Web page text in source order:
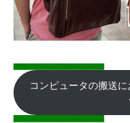
コンピュータの搬送